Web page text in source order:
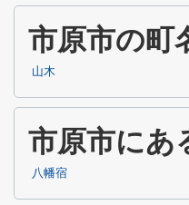
市原市の町
山木
市原市にあ
八幡宿